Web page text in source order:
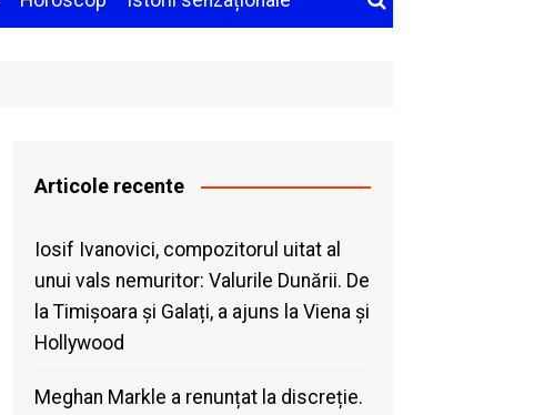
Articole recente
Iosif Ivanovici, compozitorul uitat al
unui vals nemuritor: Valurile Dunării. De
la Timișoara și Galați, a ajuns la Viena și
Hollywood
Meghan Markle a renunțat la discreție.